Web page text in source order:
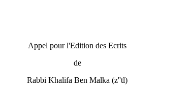
Appel pour l'Edition des Ecrits
de
Rabbi Khalifa Ben Malka (z''tl)